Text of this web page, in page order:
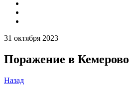
31 октября 2023
Поражение в Кемерово
Назад